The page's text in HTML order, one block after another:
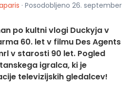
· Posodobljeno 26. september
po kultni vlogi Duckyja v
60. let v filmu Des Agents
v starosti 90 let. Pogled
igralca, ki je
televizijskih gledalcev!